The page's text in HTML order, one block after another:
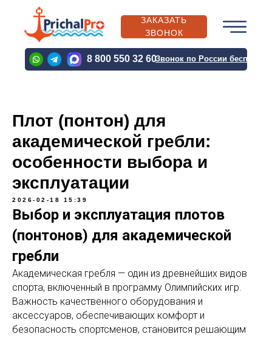
О
КОМПАНИИ
КАТАЛОГ
ПРОДУКЦИИ
ПРОЕКТЫ
О
КОМПАНИИ
КАТАЛОГ
ПРОДУКЦИИ
PRICHALPRO@BK.RU
ЗАКАЗАТЬ
ЗВОНОК
8 800 550 32 60Звонок по России
Плот (понтон) для
академической гребли:
особенности выбора и
эксплуатации
2026-02-18 15:39
Выбор и эксплуатация плотов
(понтонов) для академической
гребли
Академическая гребля — один из древнейших видов
спорта, включенный в программу Олимпийских игр.
Важность качественного оборудования и
аксессуаров, обеспечивающих комфорт и
безопасность спортсменов, становится решающим